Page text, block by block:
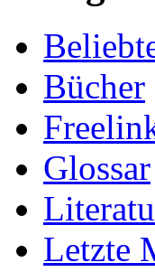
Bücher
Glossar
Letzte